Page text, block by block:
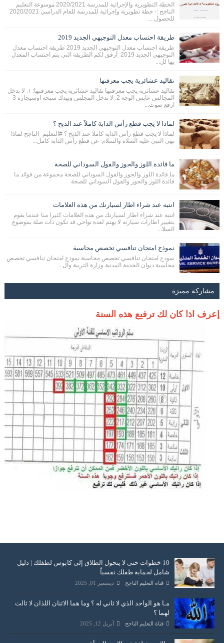
الخطة التطويرية والإجرائية للمدرسة 2020/2021 موسوعة التعليم
الناجح :- خطة تطويرية وإجرائية للمدرسة للعام الدراسي 2020/2021
للحصول ...
طريقة احتساب معدل التوجيهي الجديد 2019
طريقة احتساب معدل التوجيهي الجديد 2019 طريقة احتساب معدل
التوجيهي الجديد 2019 أرفق لكم الطريقة التي يتم احتساب المعدل
بها لل...
تقاليد عشائرية يجب معرفتها
تقاليد عشائرية يجب معرفتها تقاليد عشائرية يجب معرفتها: ١. لا تدخل
المجالس عابس الوجه 2. لا تدخل المجلس وبيدك سبحه اوسيجاره 3
ارفع صوت...
لماذا لا يجب قطع رأس الدابة كاملاَ عند الذبح ؟
لماذا لا يجب قطع رأس الدابة كاملاَ عند الذبح ؟ #التعليم_الناجح لماذا
نهي النبي عليه الصلاة والسلام عن قطع رأس الدابة كامل...
ما فائدة اللوز والجوز والفول السوداني للصحة
ما فائدة اللوز والجوز والفول السوداني للصحة مجموعة من فوائد ما
فائدة اللوز والجوز والفول السوداني للصحة
انتبه عند شراء اطار لسيارتك من هذه العلامات
انتبه عند شراء اطار لسيارتك من هذه العلامات كثيرا منا عندما يقوم
بتغيير اطارات سيارته لا يهتم لعدة نواحي قد تكون ذات صلة بموضوع
السلا...
نموذج امتحان تنافسي تخصص محاسبة
نموذج امتحان تنافسي تخصص محاسبة نموذج امتحان تنافسي تخصص
محاسبة ديوان الخدمة المدنية وزارة التربية وال...
مشاركة مميزة
إعرف اذا كان لك ترفيع هذه السنة
10 خطوات حتى لا يتحول الطلاق إلى كابوس لطفلك | دليل
شامل لحماية طفلك نفسياً
قناة التعليم الناجح ديسمبر 01, 2025
مـا هو الواحد الذي لا ثاني له ؟ وما هما الاثنان اللذان لا ثالث
لهما ؟
قناة التعليم الناجح أبريل 12, 2025